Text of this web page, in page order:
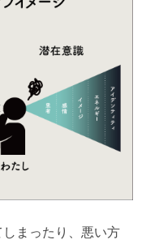
まったり、悪い方